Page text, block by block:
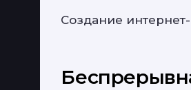
Создание